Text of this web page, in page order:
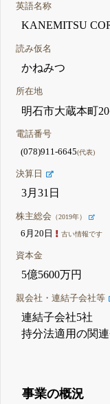
英語名称
KANEMITSU
読み仮名
かねみつ
所在地
明石市大蔵本町
電話番号
(078)911-6645(代表)
決算日
3月31日
株主総会 （2019年）
6月20日 古い情報です
資本金
5億5600万円
親会社・連結子会社等
連結子会社5社
持分法適用の関
事業の概況